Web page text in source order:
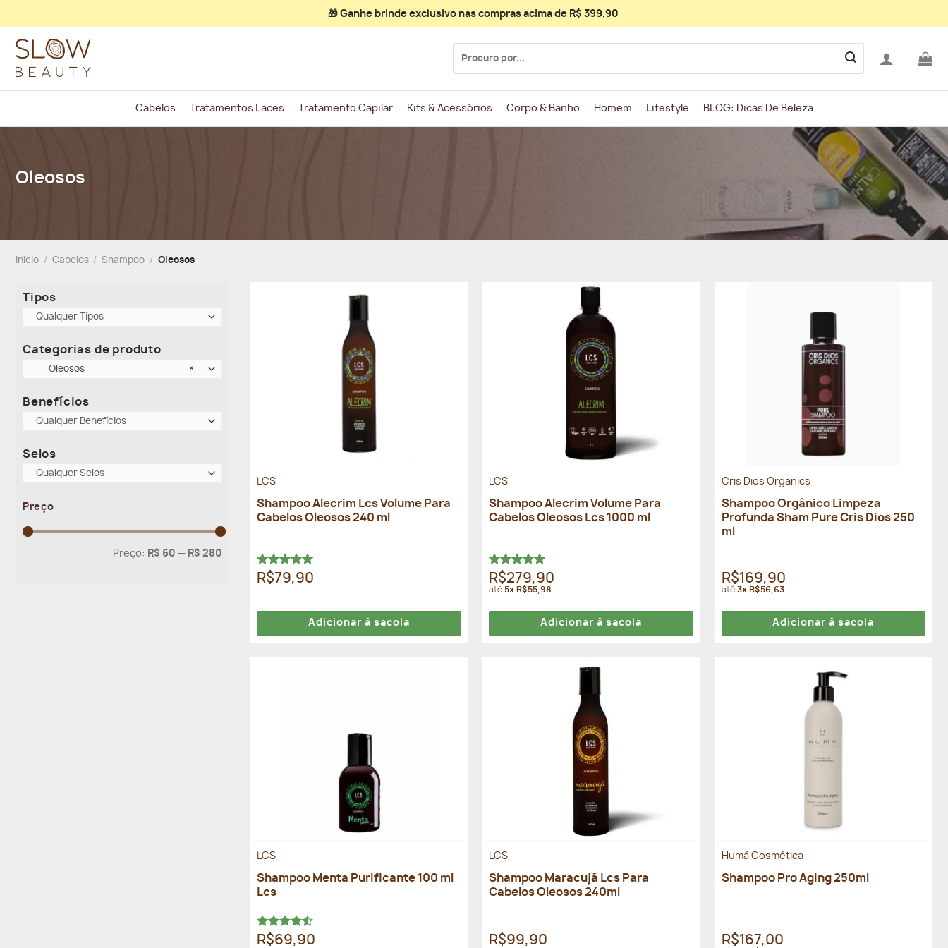
to
content
🎁 Ganhe brinde exclusivonas compras acima de R$ 399,90
por:
Cabelos Tratamentos Laces Tratamento Capilar Kits & Acessórios Corpo & Banho Homem Lifestyle BLOG: Dicas De Beleza
Oleosos
Início / Cabelos / Shampoo / Oleosos
Tipos
Qualquer Tipos
Categorias de produto
×
Oleosos
Benefícios
Qualquer Benefícios
Selos
Qualquer Selos
Preço
Preço: R$ 60 — R$ 280
LCS
Shampoo Alecrim Lcs Volume Para
Cabelos Oleosos 240 ml
Avaliação
5.00
de 5
R$79,90
Adicionar à sacola
LCS
Shampoo Alecrim Volume Para
Cabelos Oleosos Lcs 1000 ml
Avaliação
5.00de 5
R$279,90
até 5x R$55,98
Adicionar à sacola
Cris Dios Organics
Shampoo Orgânico Limpeza
Profunda Sham Pure Cris Dios 250
ml
R$169,90
até3x R$56,63
Adicionar à sacola
LCS
Shampoo Menta Purificante 100 ml
Lcs
Avaliação
R$69,90
LCS
Shampoo Maracujá Lcs Para
Cabelos Oleosos 240ml
R$99,90
Humá Cosmética
Shampoo Pro Aging 250ml
R$167,00